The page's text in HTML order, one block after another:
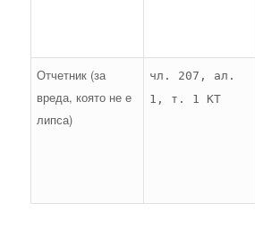
Отчетник (за
вреда, която не е
липса)
чл. 207, ал.
1, т. 1 КТ